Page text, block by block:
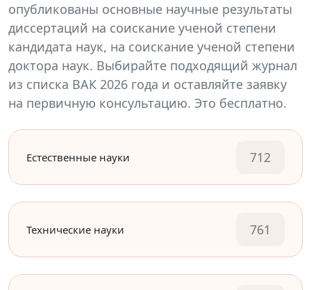
опубликованы основные научные результаты
диссертаций на соискание ученой степени
кандидата наук, на соискание ученой степени
доктора наук. Выбирайте подходящий журнал
из списка ВАК 2026 года и оставляйте заявку
на первичную консультацию. Это бесплатно.
Естественные науки 712
Технические науки 761